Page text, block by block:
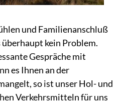
und Familienanschluß
überhaupt kein Problem.
Gespräche mit
es Ihnen an der
so ist unser Hol- und
Verkehrsmitteln für uns